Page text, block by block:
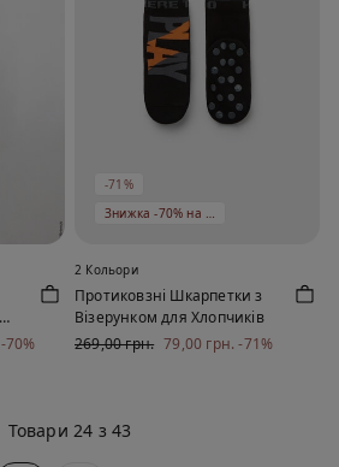
-70%
-71%
2 Кольори
Протиковзні Шкарпетки з
Візерунком для Хлопчиків
269,00 грн. 79,00 грн.-71%
Товари 24 з 43